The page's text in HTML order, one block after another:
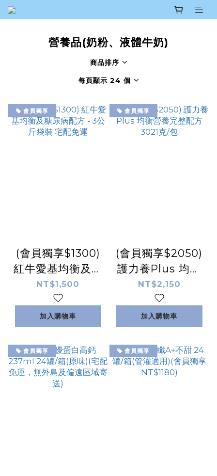
營養品(奶粉、液體牛奶)
商品排序
每頁顯示 24 個
會員獨享
(會員獨享$1300)
紅牛愛基均衡及糖
尿病配方 - 3公斤
袋裝 宅配免運
NT$1,500
加入購物車
會員獨享
(會員獨享$2050)
護力養Plus 均衡
營養完整配方3021
克/包
NT$2,150
加入購物車
會員獨享 會員獨享